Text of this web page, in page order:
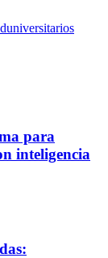
universitarios
para
inteligencia